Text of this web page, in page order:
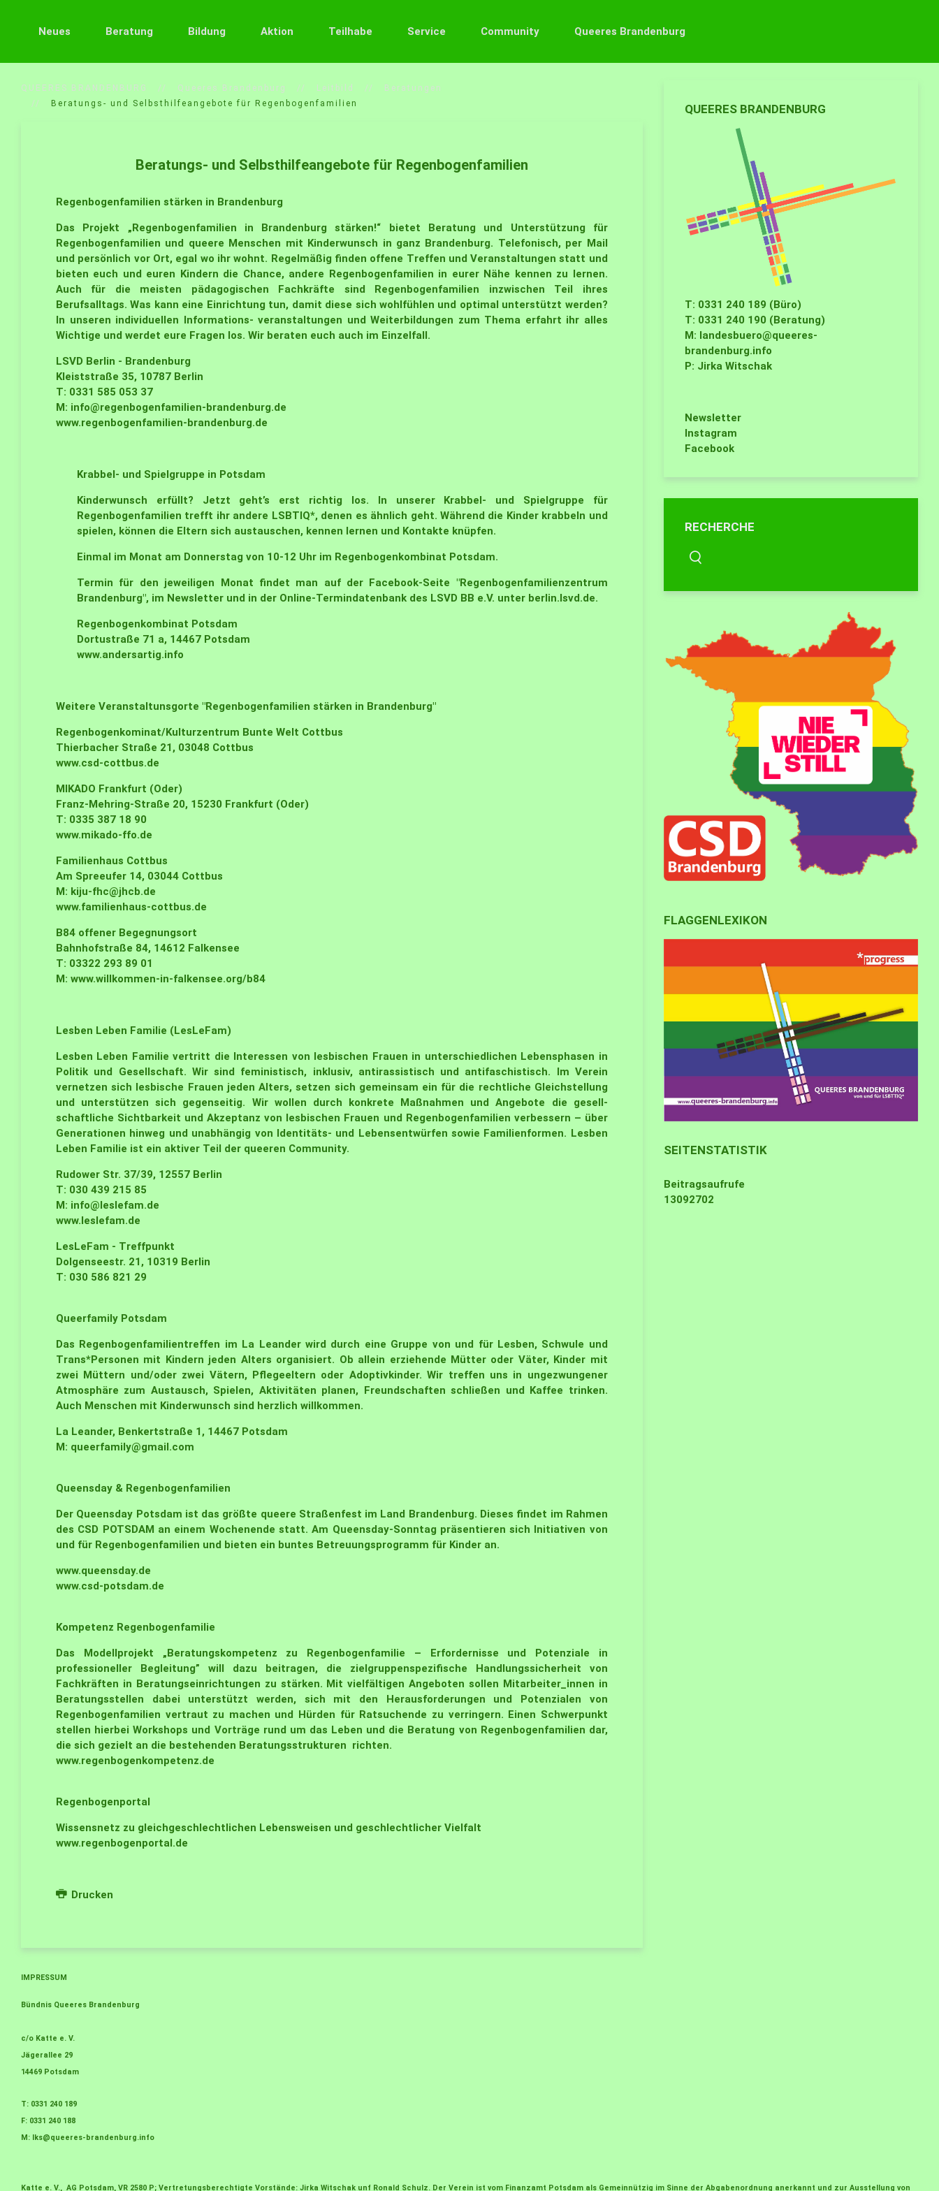
Neues Beratung Bildung Aktion Teilhabe Service Community Queeres Brandenburg
QUEERES BRANDENBURG Queeres Brandenburg Leitbild
Beratungen
Beratungs- und Selbsthilfeangebote für Regenbogenfamilien
Beratungs- und Selbsthilfeangebote für Regenbogenfamilien
Regenbogenfamilien stärken in Brandenburg
Das Projekt „Regenbogenfamilien in Brandenburg stärken!“ bietet Beratung und Unterstützung für
Regenbogenfamilien und queere Menschen mit Kinderwunsch in ganz Brandenburg. Telefonisch, per Mail
und persönlich vor Ort, egal wo ihr wohnt. Regelmäßig finden offene Treffen und Veranstaltungen statt und
bieten euch und euren Kindern die Chance, andere Regenbogenfamilien in eurer Nähe kennen zu lernen.
Auch für die meisten pädagogischen Fachkräfte sind Regenbogenfamilien inzwischen Teil ihres
Berufsalltags. Was kann eine Einrichtung tun, damit diese sich wohlfühlen und optimal unterstützt werden?
In unseren individuellen Informations- veranstaltungen und Weiterbildungen zum Thema erfahrt ihr alles
Wichtige und werdet eure Fragen los. Wir beraten euch auch im Einzelfall.
LSVD Berlin - Brandenburg
Kleiststraße 35, 10787 Berlin
T: 0331 585 053 37
M: info@regenbogenfamilien-brandenburg.de
www.regenbogenfamilien-brandenburg.de
Krabbel- und Spielgruppe in Potsdam
Kinderwunsch erfüllt? Jetzt geht’s erst richtig los. In unserer Krabbel- und Spielgruppe für
Regenbogenfamilien trefft ihr andere LSBTIQ*, denen es ähnlich geht. Während die Kinder krabbeln und
spielen, können die Eltern sich austauschen, kennen lernen und Kontakte knüpfen.
Einmal im Monat am Donnerstag von 10-12 Uhr im Regenbogenkombinat Potsdam.
Termin für den jeweiligen Monat findet man auf der Facebook-Seite "Regenbogenfamilienzentrum
Brandenburg", im Newsletter und in der Online-Termindatenbank des LSVD BB e.V. unter berlin.lsvd.de.
Regenbogenkombinat Potsdam
Dortustraße 71 a, 14467 Potsdam
www.andersartig.info
Weitere Veranstaltunsgorte "Regenbogenfamilien stärken in Brandenburg"
Regenbogenkominat/Kulturzentrum Bunte Welt Cottbus
Thierbacher Straße 21, 03048 Cottbus
www.csd-cottbus.de
MIKADO Frankfurt (Oder)
Franz-Mehring-Straße 20, 15230 Frankfurt (Oder)
T: 0335 387 18 90
www.mikado-ffo.de
Familienhaus Cottbus
Am Spreeufer 14, 03044 Cottbus
M: kiju-fhc@jhcb.de
www.familienhaus-cottbus.de
B84 offener Begegnungsort
Bahnhofstraße 84, 14612 Falkensee
T: 03322 293 89 01
M: www.willkommen-in-falkensee.org/b84
Lesben Leben Familie (LesLeFam)
Lesben Leben Familie vertritt die Interessen von lesbischen Frauen in unterschiedlichen Lebensphasen in
Politik und Gesellschaft. Wir sind feministisch, inklusiv, antirassistisch und antifaschistisch. Im Verein
vernetzen sich lesbische Frauen jeden Alters, setzen sich gemeinsam ein für die rechtliche Gleichstellung
und unterstützen sich gegenseitig. Wir wollen durch konkrete Maßnahmen und Angebote die gesell-
schaftliche Sichtbarkeit und Akzeptanz von lesbischen Frauen und Regenbogenfamilien verbessern – über
Generationen hinweg und unabhängig von Identitäts- und Lebensentwürfen sowie Familienformen. Lesben
Leben Familie ist ein aktiver Teil der queeren Community.
Rudower Str. 37/39, 12557 Berlin
T: 030 439 215 85
M: info@leslefam.de
www.leslefam.de
LesLeFam - Treffpunkt
Dolgenseestr. 21, 10319 Berlin
T: 030 586 821 29
Queerfamily Potsdam
Das Regenbogenfamilientreffen im La Leander wird durch eine Gruppe von und für Lesben, Schwule und
Trans*Personen mit Kindern jeden Alters organisiert. Ob allein erziehende Mütter oder Väter, Kinder mit
zwei Müttern und/oder zwei Vätern, Pflegeeltern oder Adoptivkinder. Wir treffen uns in ungezwungener
Atmosphäre zum Austausch, Spielen, Aktivitäten planen, Freundschaften schließen und Kaffee trinken.
Auch Menschen mit Kinderwunsch sind herzlich willkommen.
La Leander, Benkertstraße 1, 14467 Potsdam
M: queerfamily@gmail.com
Queensday & Regenbogenfamilien
Der Queensday Potsdam ist das größte queere Straßenfest im Land Brandenburg. Dieses findet im Rahmen
des CSD POTSDAM an einem Wochenende statt. Am Queensday-Sonntag präsentieren sich Initiativen von
und für Regenbogenfamilien und bieten ein buntes Betreuungsprogramm für Kinder an.
www.queensday.de
www.csd-potsdam.de
Kompetenz Regenbogenfamilie
Das Modellprojekt „Beratungskompetenz zu Regenbogenfamilie – Erfordernisse und Potenziale in
professioneller Begleitung” will dazu beitragen, die zielgruppenspezifische Handlungssicherheit von
Fachkräften in Beratungseinrichtungen zu stärken. Mit vielfältigen Angeboten sollen Mitarbeiter_innen in
Beratungsstellen dabei unterstützt werden, sich mit den Herausforderungen und Potenzialen von
Regenbogenfamilien vertraut zu machen und Hürden für Ratsuchende zu verringern. Einen Schwerpunkt
stellen hierbei Workshops und Vorträge rund um das Leben und die Beratung von Regenbogenfamilien dar,
die sich gezielt an die bestehenden Beratungsstrukturen richten.
www.regenbogenkompetenz.de
Regenbogenportal
Wissensnetz zu gleichgeschlechtlichen Lebensweisen und geschlechtlicher Vielfalt
www.regenbogenportal.de
Drucken
QUEERES BRANDENBURG
T: 0331 240 189 (Büro)
T: 0331 240 190 (Beratung)
M: landesbuero@queeres-
brandenburg.info
P: Jirka Witschak
Newsletter
Instagram
Facebook
RECHERCHE
FLAGGENLEXIKON
SEITENSTATISTIK
Beitragsaufrufe
13092702
IMPRESSUM
Bündnis Queeres Brandenburg
c/o Katte e. V.
Jägerallee 29
14469 Potsdam
T: 0331 240 189
F: 0331 240 188
M: lks@queeres-brandenburg.info
Katte e. V., AG Potsdam, VR 2580 P; Vertretungsberechtigte Vorstände: Jirka Witschak unf Ronald Schulz. Der Verein ist vom Finanzamt Potsdam als Gemeinnützig im Sinne der Abgabenordnung anerkannt und zur Ausstellung von